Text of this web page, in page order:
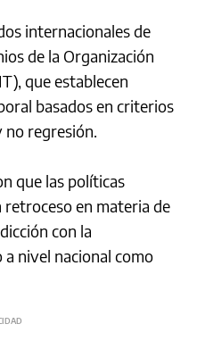
internacionales de
de la Organización
que establecen
basados en criterios
regresión.
que las políticas
en materia de
con la
nivel nacional como